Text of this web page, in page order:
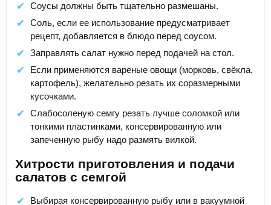
Соусы должны быть тщательно размешаны.
Соль, если ее использование предусматривает
рецепт, добавляется в блюдо перед соусом.
Заправлять салат нужно перед подачей на стол.
Если применяются вареные овощи (морковь, свёкла,
картофель), желательно резать их соразмерными
кусочками.
Слабосоленую семгу резать лучше соломкой или
тонкими пластинками, консервированную или
запеченную рыбу надо размять вилкой.
Хитрости приготовления и подачи
салатов с семгой
Выбирая консервированную рыбу или в вакуумной